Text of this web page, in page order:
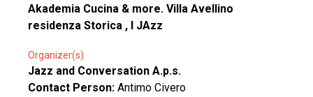
Akademia Cucina & more. Villa Avellino
residenza Storica , I JAzz
Organizer(s)
Jazz and Conversation A.p.s.
Contact Person: Antimo Civero